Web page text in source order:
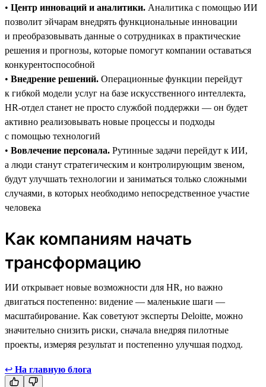
• Центр инноваций и аналитики. Аналитика с помощью ИИ
позволит эйчарам внедрять функциональные инновации
и преобразовывать данные о сотрудниках в практические
решения и прогнозы, которые помогут компании оставаться
конкурентоспособной
• Внедрение решений. Операционные функции перейдут
к гибкой модели услуг на базе искусственного интеллекта,
HR-отдел станет не просто службой поддержки — он будет
активно реализовывать новые процессы и подходы
с помощью технологий
• Вовлечение персонала. Рутинные задачи перейдут к ИИ,
а люди станут стратегическим и контролирующим звеном,
будут улучшать технологии и заниматься только сложными
случаями, в которых необходимо непосредственное участие
человека
Как компаниям начать
трансформацию
ИИ открывает новые возможности для HR, но важно
двигаться постепенно: видение — маленькие шаги —
масштабирование. Как советуют эксперты Deloitte, можно
значительно снизить риски, сначала внедряя пилотные
проекты, измеряя результат и постепенно улучшая подход.
↩ На главную блога